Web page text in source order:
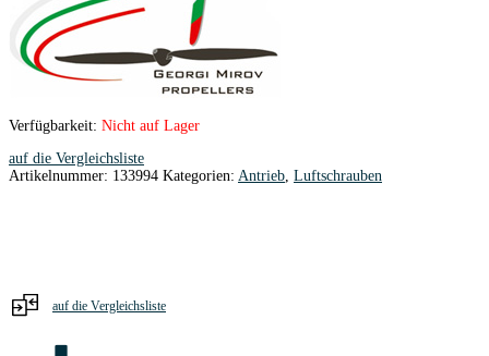
Verfügbarkeit: Nicht auf Lager
auf die Vergleichsliste
Artikelnummer: 133994 Kategorien: Antrieb Luftschrauben
auf die Vergleichsliste